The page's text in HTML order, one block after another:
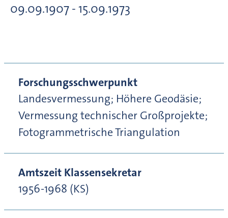
09.09.1907 - 15.09.1973
Forschungsschwerpunkt
Landesvermessung; Höhere Geodäsie;
Vermessung technischer Großprojekte;
Fotogrammetrische Triangulation
Amtszeit Klassensekretar
1956-1968 (KS)